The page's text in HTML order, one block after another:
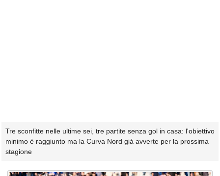
Tre sconfitte nelle ultime sei, tre partite senza gol in casa: l'obiettivo
minimo è raggiunto ma la Curva Nord già avverte per la prossima
stagione